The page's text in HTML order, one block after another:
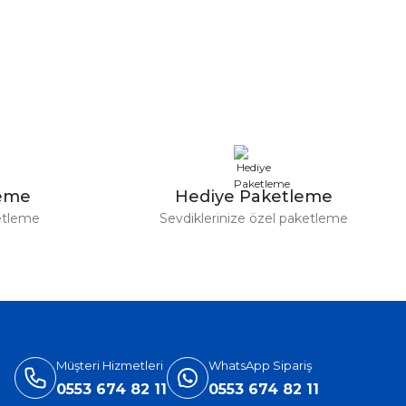
Hediye Paketleme
Sevdiklerinize özel paketleme
Müşteri Hizmetleri
0553 674 82 11
WhatsApp Sipariş
0553 674 82 11